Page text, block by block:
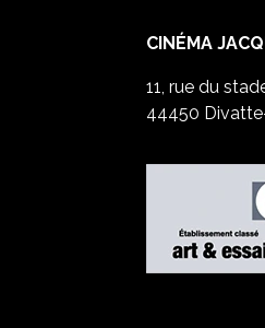
CINÉMA
11, rue du
44450